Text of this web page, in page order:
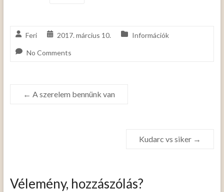
Feri 2017. március 10. Információk
No Comments
← A szerelem bennünk van
Kudarc vs siker →
Vélemény, hozzászólás?